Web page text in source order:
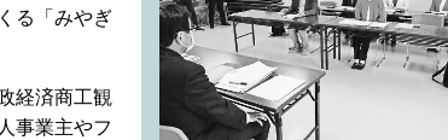
る「みやぎ
経済商工観
事業主やフ